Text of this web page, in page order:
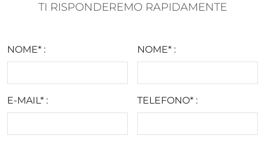
TI RISPONDEREMO RAPIDAMENTE
NOME* : NOME* :
E-MAIL* : TELEFONO* :